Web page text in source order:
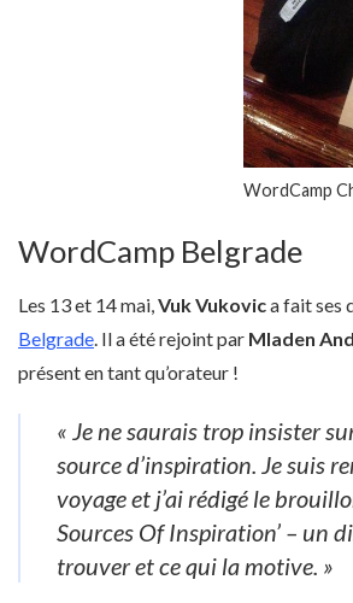
WordCamp
WordCamp Belgrade
Les 13 et 14 mai,Vuk Vukovica fait ses
Belgrade. Il a été rejoint par Mladen
présent en tant qu’orateur !
« Je ne saurais trop insister
source d’inspiration. Je suis
voyage et j’ai rédigé le
Sources Of Inspiration’ – un
trouver et ce qui la motive. »